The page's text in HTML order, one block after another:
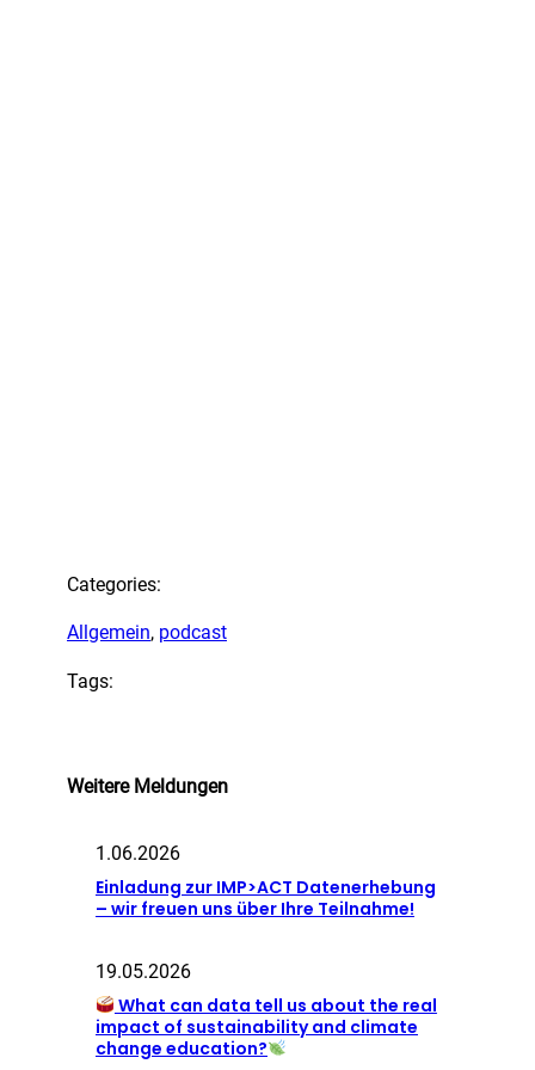
Categories:
Allgemein, podcast
Tags:
Weitere Meldungen
1.06.2026
Einladung zur IMP>ACT Datenerhebung
– wir freuen uns über Ihre Teilnahme!
19.05.2026
What can data tell us about the real
impact of sustainability and climate
change education?